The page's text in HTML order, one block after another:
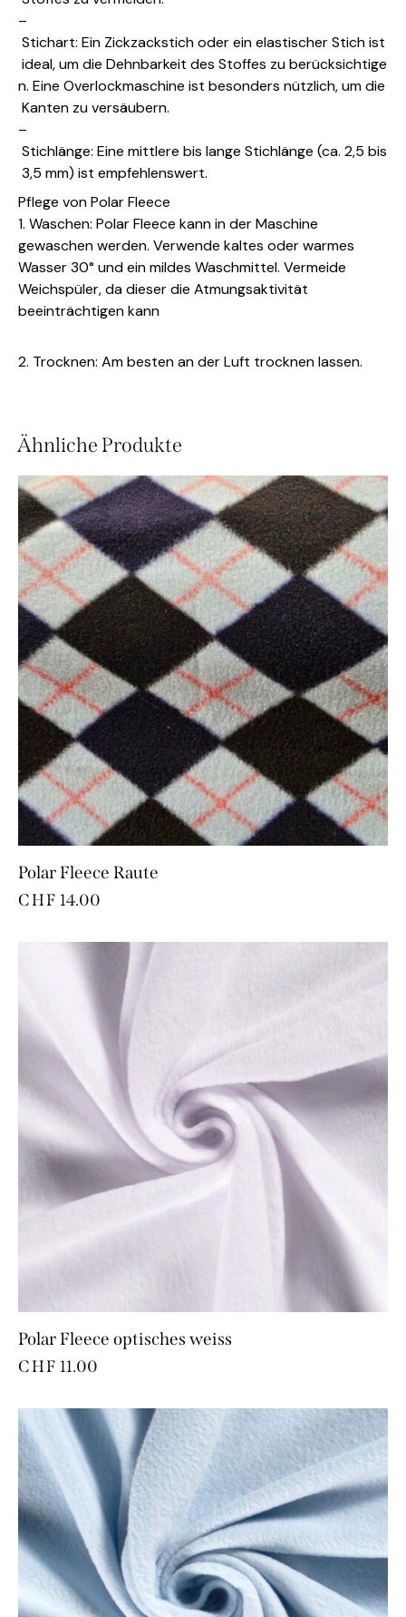
–
Stichart: Ein Zickzackstich oder ein elastischer Stich ist
ideal, um die Dehnbarkeit des Stoffes zu berücksichtige
n. Eine Overlockmaschine ist besonders nützlich, um die
Kanten zu versäubern.
–
Stichlänge: Eine mittlere bis lange Stichlänge (ca. 2,5 bis
3,5 mm) ist empfehlenswert.
Pflege von Polar Fleece
1. Waschen: Polar Fleece kann in der Maschine
gewaschen werden. Verwende kaltes oder warmes
Wasser 30° und ein mildes Waschmittel. Vermeide
Weichspüler, da dieser die Atmungsaktivität
beeinträchtigen kann
2. Trocknen: Am besten an der Luft trocknen lassen.
Ähnliche Produkte
Polar Fleece Raute
CHF 14.00
Polar Fleece optisches weiss
CHF 11.00